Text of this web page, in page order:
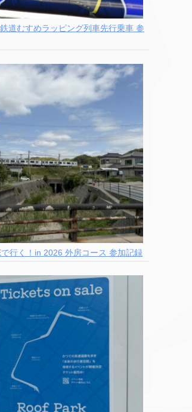
道むすめラッピング列車先行乗車 参
で行く！in 2026 外房コース 参加記録